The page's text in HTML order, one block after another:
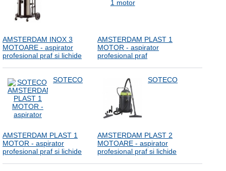
AMSTERDAM INOX 3
MOTOARE - aspirator
profesional praf si lichide
AMSTERDAM PLAST 1
MOTOR - aspirator
profesional praf
SOTECO
AMSTERDAM PLAST 1
MOTOR - aspirator
profesional praf si lichide
SOTECO
AMSTERDAM PLAST 2
MOTOARE - aspirator
profesional praf si lichide